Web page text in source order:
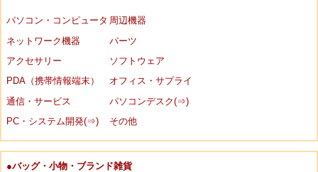
パソコン・コンピュータ 周辺機器
ネットワーク機器
パーツ
アクセサリー
ソフトウェア
PDA（携帯情報端末）
オフィス・サプライ
通信・サービス
パソコンデスク(⇒)
PC・システム開発(⇒)
その他
●バッグ・小物・ブランド雑貨